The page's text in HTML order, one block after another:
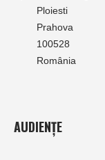
Ploiesti
Prahova
100528
România
AUDIENȚE